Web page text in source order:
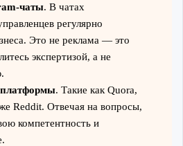
чаты. В чатах
регулярно
Это не реклама — это
экспертизой, а не
. Такие как Quora,
Reddit. Отвечая на вопросы,
компетентность и